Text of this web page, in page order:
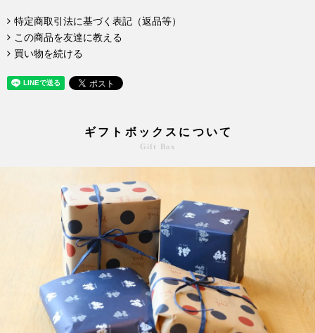
特定商取引法に基づく表記（返品等）
この商品を友達に教える
買い物を続ける
ギフトボックスについて
Gift Box